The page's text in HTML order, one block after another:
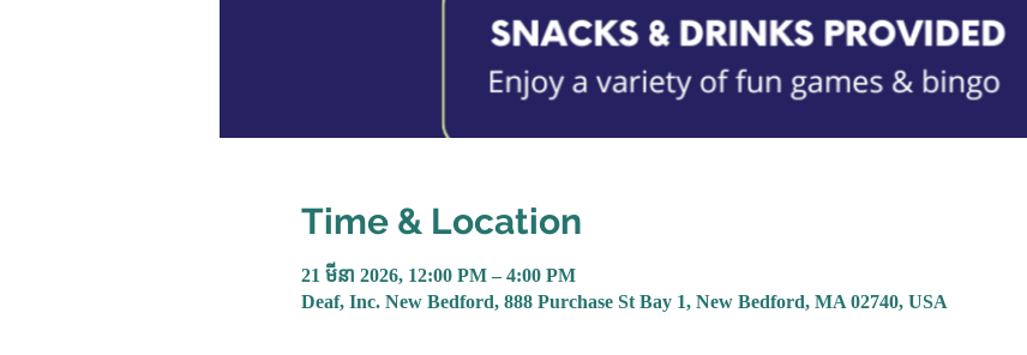
Time & Location
21 មីនា 2026, 12:00 PM – 4:00 PM
Deaf, Inc. New Bedford, 888 Purchase St Bay 1, New Bedford, MA 02740, USA